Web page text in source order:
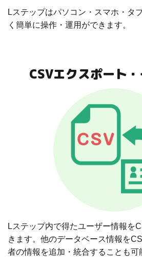
Lステップはパソコン・スマホ・タ
く簡単に操作・運用ができます。
CSVエクスポート
Lステップ内で得たユーザー情報を
きます。他のデータベース情報を
者の情報を追加・統合することも可